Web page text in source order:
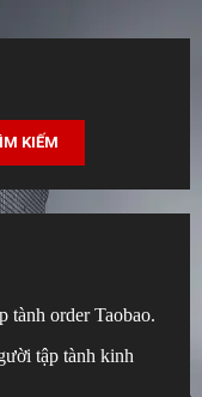
KIẾM
tành order Taobao.
tập tành kinh